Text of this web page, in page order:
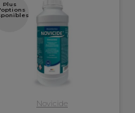
Plus
Novicide